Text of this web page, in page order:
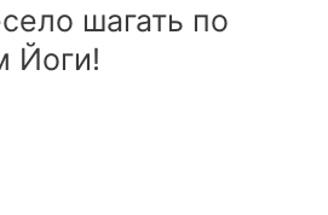
шагать по
Йоги!